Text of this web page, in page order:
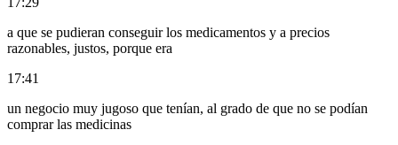
a que se pudieran conseguir los medicamentos y a precios
razonables, justos, porque era
17:41
un negocio muy jugoso que tenían, al grado de que no se podían
comprar las medicinas